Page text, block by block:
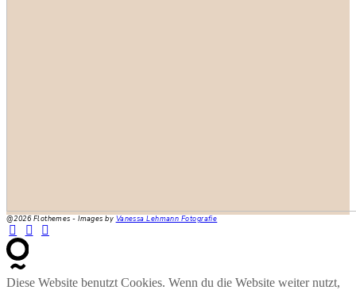
@2026 Flothemes - Images by Vanessa Lehmann Fotografie
Diese Website benutzt Cookies. Wenn du die Website weiter nutzt,